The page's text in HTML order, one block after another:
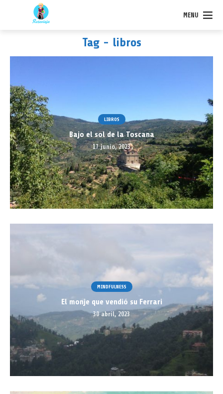
MENU
Tag - libros
LIBROS
Bajo el sol de la Toscana
17 junio, 2023
MINDFULNESS
El monje que vendió su Ferrari
30 abril, 2023